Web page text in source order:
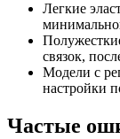
Легкие
связок,
Модели с
настройки
Частые